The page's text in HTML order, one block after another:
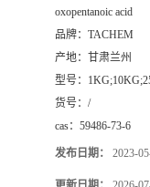
oxopentanoic acid
品牌： TACHEM
产地： 甘肃兰州
型号：
货号： /
cas： 59486-73-6
发布日期： 2023-